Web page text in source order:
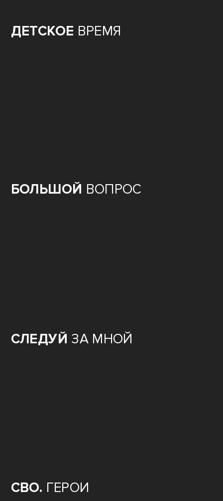
ДЕТСКОЕ ВРЕМЯ
БОЛЬШОЙ ВОПРОС
СЛЕДУЙ ЗА МНОЙ
СВО. ГЕРОИ